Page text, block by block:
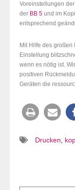
Voreinstellungen
der BB 5 und im
entsprechend
Mit Hilfe des
Einstellung
wenn es nötig ist.
positiven
Geräten die
Drucken,